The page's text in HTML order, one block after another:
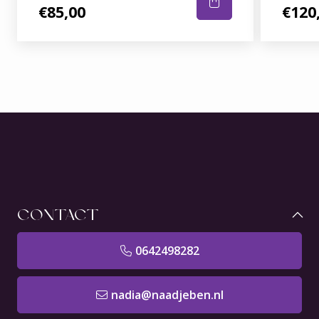
€85,00
CONTACT
0642498282
nadia@naadjeben.nl